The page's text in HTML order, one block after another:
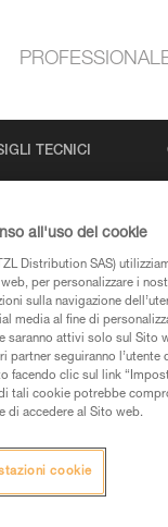
TECNICI
pagine prodotti e
all'uso dei cookie
Distribution SAS)
per personalizzare i
sulla navigazione
media al fine di
saranno attivi solo sul Sito
partner seguiranno l’utente
facendo clic sul link
tali cookie potrebbe
di accedere al Sito web.
cookie